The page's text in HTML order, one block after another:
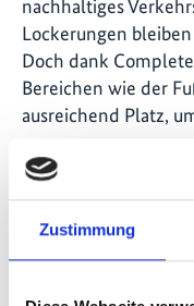
Zustimmung
nachhaltiges
Lockerungen
Doch dank
Bereichen wie der
ausreichend Platz,
Wie tragen Sie
öffentlichen
bei?
Wenn die Städte die